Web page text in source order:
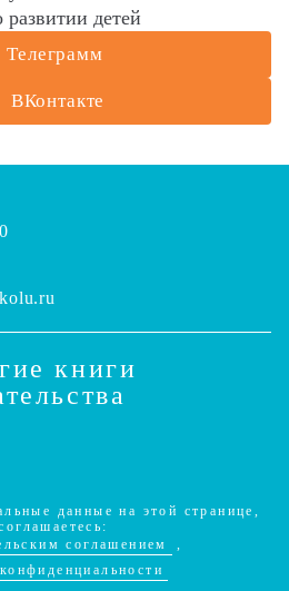
детей
Телеграмм
ВКонтакте
книги
данные на этой странице,
соглашением
,